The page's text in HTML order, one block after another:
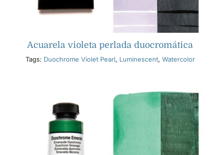
Acuarela violeta perlada duocromática
Tags: Duochrome Violet Pearl, Luminescent, Watercolor